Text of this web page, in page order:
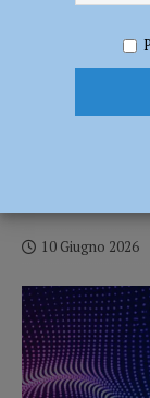
Young, U19 Gold
siamo pronti”
Piacenza
10 Giugno 2026